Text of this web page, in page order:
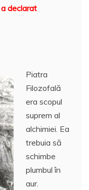
declarat
Piatra
Filozofală
era scopul
suprem al
alchimiei. Ea
trebuia să
schimbe
plumbul în
aur.